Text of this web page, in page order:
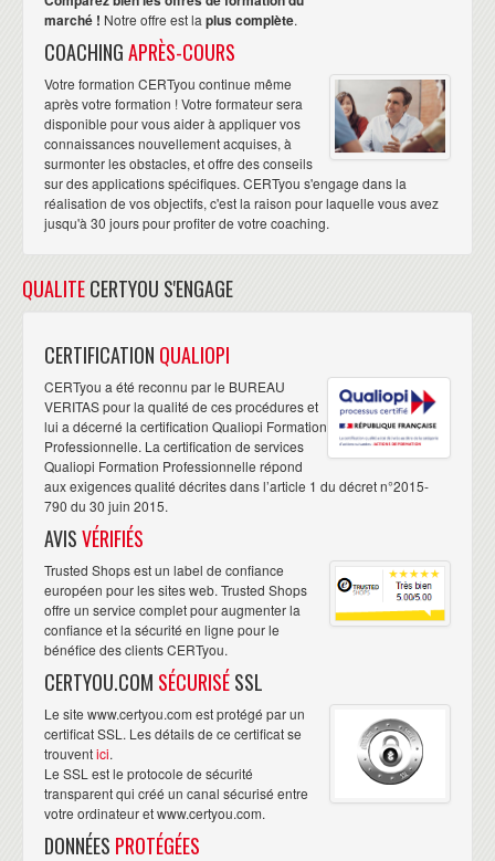
marché ! Notre offre est la plus complète.
COACHINGAPRÈS-COURS
Votre formation CERTyou continue même
après votre formation ! Votre formateur sera
disponible pour vous aider à appliquer vos
connaissances nouvellement acquises, à
surmonter les obstacles, et offre des conseils
sur des applications spécifiques. CERTyou s'engage dans la
réalisation de vos objectifs, c'est la raison pour laquelle vous avez
jusqu'à 30 jours pour profiter de votre coaching.
QUALITECERTYOU S'ENGAGE
CERTIFICATION QUALIOPI
CERTyou a été reconnu par le BUREAU
VERITAS pour la qualité de ces procédures et
lui a décerné la certification Qualiopi Formation
Professionnelle. La certification de services
Qualiopi Formation Professionnelle répond
aux exigences qualité décrites dans l’article 1 du décret n°2015-
790 du 30 juin 2015.
AVISVÉRIFIÉS
Trusted Shops est un label de confiance
européen pour les sites web. Trusted Shops
offre un service complet pour augmenter la
confiance et la sécurité en ligne pour le
bénéfice des clients CERTyou.
CERTYOU.COM SÉCURISÉSSL
Le site www.certyou.com est protégé par un
certificat SSL. Les détails de ce certificat se
trouventici.
Le SSL est le protocole de sécurité
transparent qui créé un canal sécurisé entre
votre ordinateur et www.certyou.com.
DONNÉES PROTÉGÉES